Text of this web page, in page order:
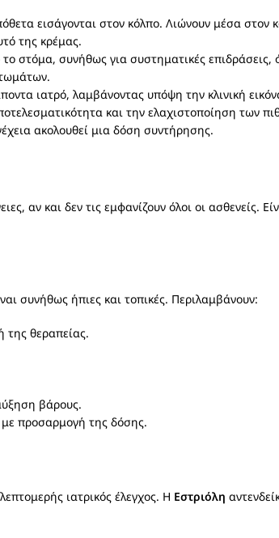
εισάγονται στον κόλπο. Λιώνουν μέσα στον
της κρέμας.
το στόμα, συνήθως για συστηματικές
ιατρό, λαμβάνοντας υπόψη την κλινική
και την ελαχιστοποίηση των
ακολουθεί μια δόση συντήρησης.
αν και δεν τις εμφανίζουν όλοι οι ασθενείς.
συνήθως ήπιες και τοπικές. Περιλαμβάνουν:
της θεραπείας.
βάρους.
με προσαρμογή της δόσης.
ιατρικός έλεγχος. Η Εστριόλη